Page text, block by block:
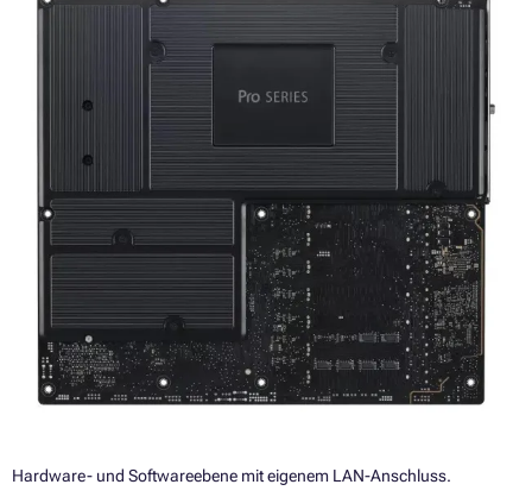
Hardware- und Softwareebene mit eigenem LAN-Anschluss.